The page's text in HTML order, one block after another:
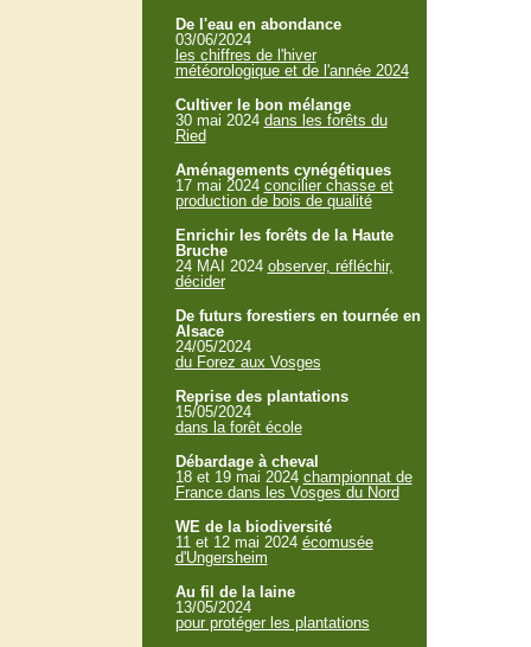
De l'eau en abondance
03/06/2024
les chiffres de l'hiver
météorologique et de l'année 2024
Cultiver le bon mélange
30 mai 2024 dans les forêts du
Ried
Aménagements cynégétiques
17 mai 2024 concilier chasse et
production de bois de qualité
Enrichir les forêts de la Haute
Bruche
24 MAI 2024 observer, réfléchir,
décider
De futurs forestiers en tournée en
Alsace
24/05/2024
du Forez aux Vosges
Reprise des plantations
15/05/2024
dans la forêt école
Débardage à cheval
18 et 19 mai 2024 championnat de
France dans les Vosges du Nord
WE de la biodiversité
11 et 12 mai 2024 écomusée
d'Ungersheim
Au fil de la laine
13/05/2024
pour protéger les plantations